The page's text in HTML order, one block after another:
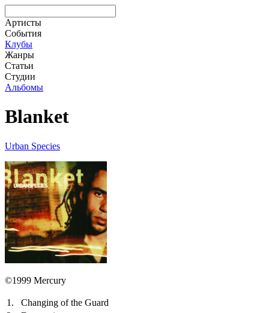
Артисты
События
Клубы
Жанры
Статьи
Студии
Альбомы
Blanket
Urban Species
©1999 Mercury
1.
Changing of the Guard